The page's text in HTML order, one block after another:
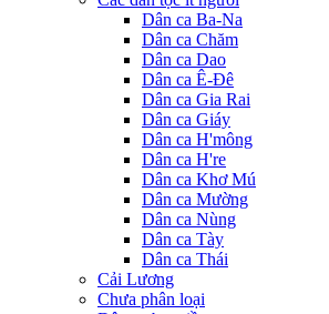
Dân ca Ba-Na
Dân ca Chăm
Dân ca Dao
Dân ca Ê-Đê
Dân ca Gia Rai
Dân ca Giáy
Dân ca H'mông
Dân ca H're
Dân ca Khơ Mú
Dân ca Mường
Dân ca Nùng
Dân ca Tày
Dân ca Thái
Cải Lương
Chưa phân loại